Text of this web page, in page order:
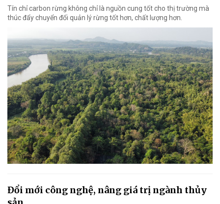
Tín chỉ carbon rừng không chỉ là nguồn cung tốt cho thị trường mà
thúc đẩy chuyển đổi quản lý rừng tốt hơn, chất lượng hơn.
Đổi mới công nghệ, nâng giá trị ngành thủy